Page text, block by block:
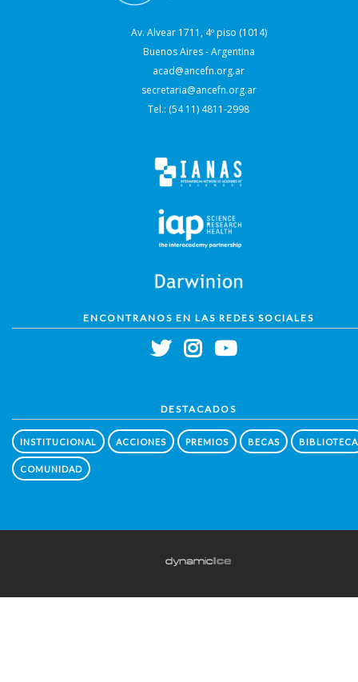
Av. Alvear 1711, 4º piso (1014)
Buenos Aires - Argentina
acad@ancefn.org.ar
secretaria@ancefn.org.ar
Tel.: (54 11) 4811-2998
ENCONTRANOS EN LAS REDES SOCIALES
DESTACADOS
INSTITUCIONAL ACCIONES PREMIOS BECAS BIBLIOTECA
COMUNIDAD